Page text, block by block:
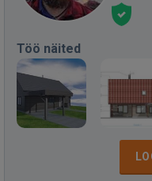
Töö näited